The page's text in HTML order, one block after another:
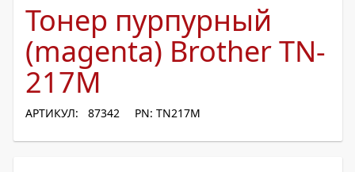
Тонер пурпурный
(magenta) Brother TN-
217M
АРТИКУЛ: 87342 PN: TN217M